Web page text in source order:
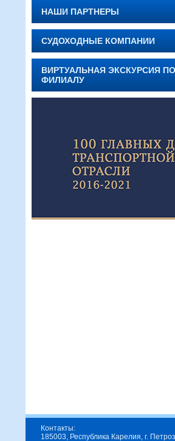
НАШИ ПАРТНЕРЫ
СУДОХОДНЫЕ КОМПАНИИ
ВИРТУАЛЬНАЯ ЭКСКУРСИЯ ПО
ФИЛИАЛУ
Контакты:
185003, Республика Карелия, г.